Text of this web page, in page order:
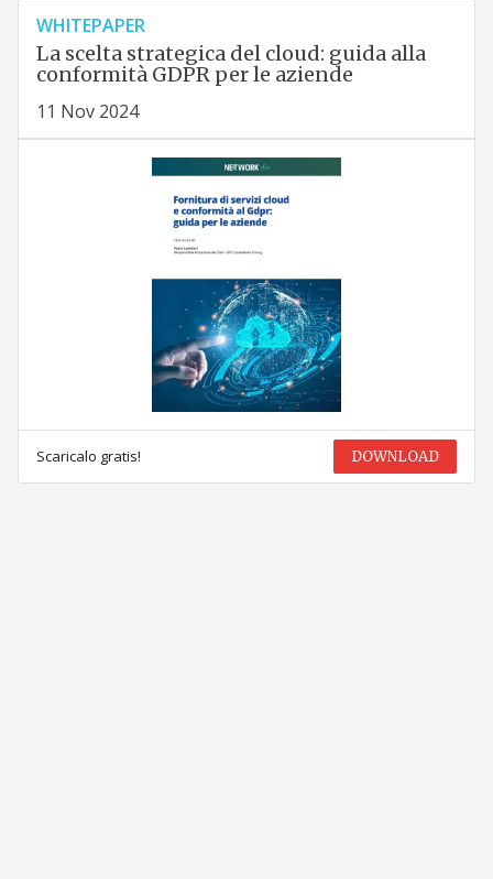
WHITEPAPER
La scelta strategica del cloud: guida alla
conformità GDPR per le aziende
11 Nov 2024
Scaricalo gratis! DOWNLOAD